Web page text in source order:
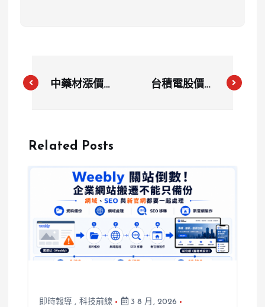
中藥材漲價嚇
閉潮
台積電股價再
Related Posts
即時報導 , 科技前線
3 8 月, 2026